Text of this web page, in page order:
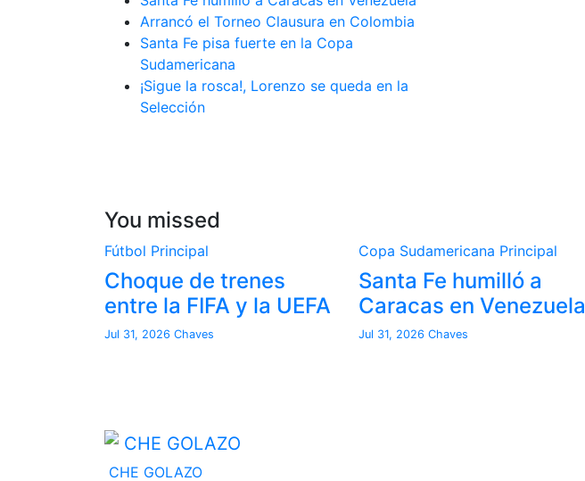
Arrancó el Torneo Clausura en Colombia
Santa Fe pisa fuerte en la Copa
Sudamericana
¡Sigue la rosca!, Lorenzo se queda en la
Selección
You missed
Fútbol Principal
Choque de trenes
entre la FIFA y la UEFA
Jul 31, 2026 Chaves
Copa Sudamericana Principal
Santa Fe humilló a
Caracas en Venezuela
Jul 31, 2026 Chaves
CHE GOLAZO